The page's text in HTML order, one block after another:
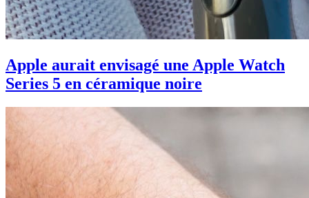
Apple aurait envisagé une Apple Watch
Series 5 en céramique noire